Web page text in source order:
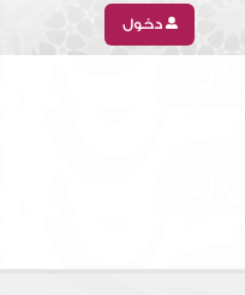
دخول